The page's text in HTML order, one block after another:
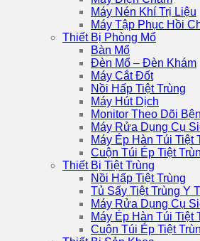
Máy Nén Khí Trị Liệu
Máy Tập Phục Hồi
Thiết Bị Phòng Mổ
Bàn Mổ
Đèn Mổ – Đèn Khám
Máy Cắt Đốt
Nồi Hấp Tiệt Trùng
Máy Hút Dịch
Monitor Theo Dõi
Máy Rửa Dụng Cụ
Máy Ép Hàn Túi Tiệt
Cuộn Túi Ép Tiệt
Thiết Bị Tiệt Trùng
Nồi Hấp Tiệt Trùng
Tủ Sấy Tiệt Trùng Y
Máy Rửa Dụng Cụ
Máy Ép Hàn Túi Tiệt
Cuộn Túi Ép Tiệt